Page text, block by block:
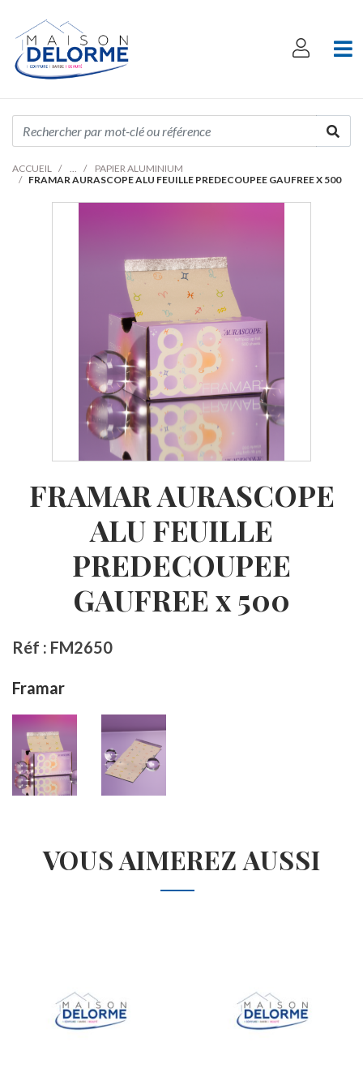
ACCUEIL
PAPIER ALUMINIUM
FRAMAR AURASCOPE ALU FEUILLE PREDECOUPEE GAUFREE X 500
FRAMAR AURASCOPE
ALU FEUILLE
PREDECOUPEE
GAUFREE x 500
Réf : FM2650
Framar
VOUS AIMEREZ AUSSI